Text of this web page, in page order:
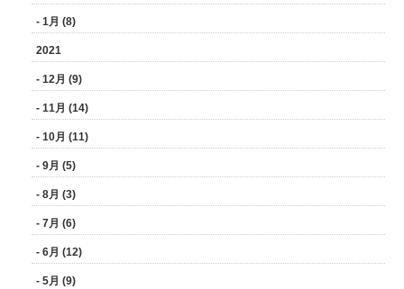
- 1月 (8)
2021
- 12月 (9)
- 11月 (14)
- 10月 (11)
- 9月 (5)
- 8月 (3)
- 7月 (6)
- 6月 (12)
- 5月 (9)